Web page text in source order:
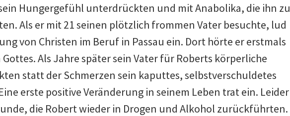
Hungergefühl unterdrückten und mit Anabolika, die ihn zu
Als er mit 21 seinen plötzlich frommen Vater besuchte, lud
von Christen im Beruf in Passau ein. Dort hörte er erstmals
Als Jahre später sein Vater für Roberts körperliche
statt der Schmerzen sein kaputtes, selbstverschuldetes
erste positive Veränderung in seinem Leben trat ein. Leider
die Robert wieder in Drogen und Alkohol zurückführten.